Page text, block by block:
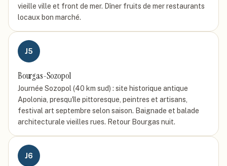
vieille ville et front de mer. Dîner fruits de mer restaurants
locaux bon marché.
J5
Bourgas-Sozopol
Journée Sozopol (40 km sud) : site historique antique
Apolonia, presqu'île pittoresque, peintres et artisans,
festival art septembre selon saison. Baignade et balade
architecturale vieilles rues. Retour Bourgas nuit.
J6